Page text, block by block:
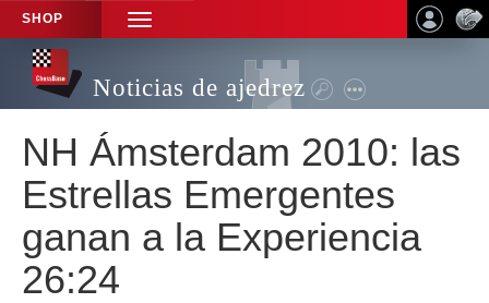
SHOP
TOGGLE
NAVIGATION
Noticias de ajedrez
NH Ámsterdam 2010: las
Estrellas Emergentes
ganan a la Experiencia
26:24